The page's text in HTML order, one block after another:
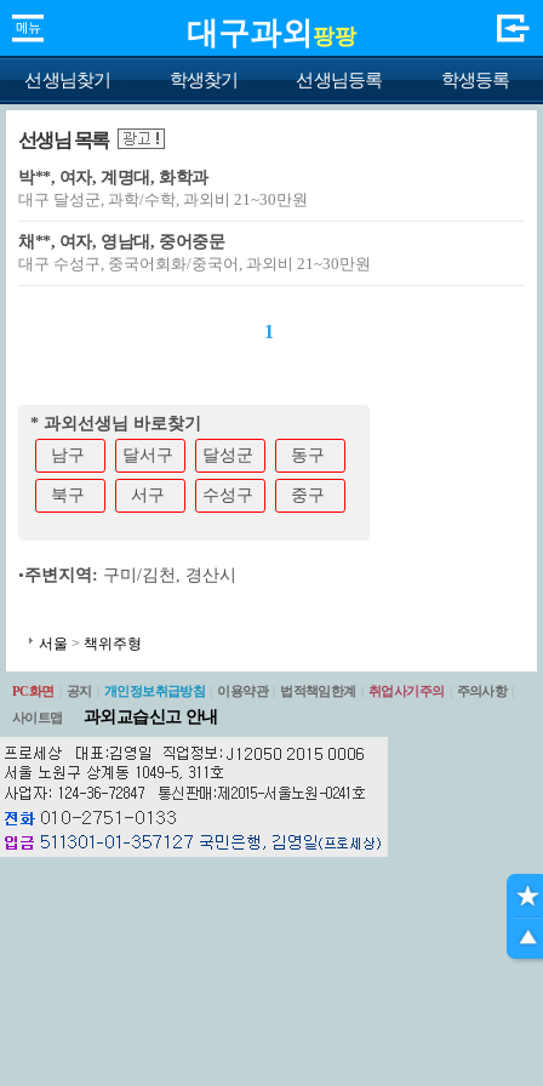
대구과외 팡팡
선생님찾기 학생찾기 선생님등록 학생등록
선생님 목록
박**, 여자, 계명대, 화학과
대구 달성군, 과학/수학, 과외비 21~30만원
채**, 여자, 영남대, 중어중문
대구 수성구, 중국어회화/중국어, 과외비 21~30만원
1
* 과외선생님 바로찾기
남구
달서구 달성군 동구
북구 서구 수성구 중구
•주변지역: 구미/김천 , 경산시
서울 > 책위주형
PC화면 공지 개인정보취급방침 이용약관 법적책임한계 취업사기주의 주의사항
사이트맵
과외교습신고 안내